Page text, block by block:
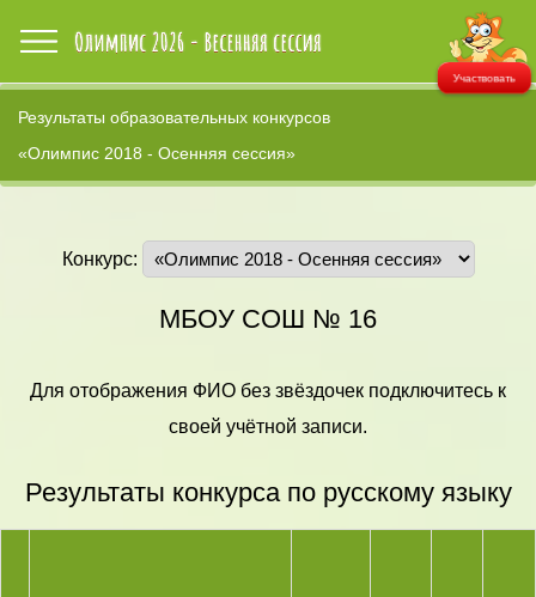
Участвовать
Результаты образовательных конкурсов
«Олимпис 2018 - Осенняя сессия»
Конкурс:
МБОУ СОШ № 16
Для отображения ФИО без звёздочек подключитесь к
своей учётной записи.
Результаты конкурса по русскому языку